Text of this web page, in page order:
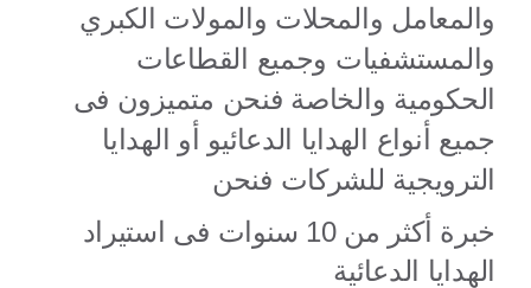
والمعامل والمحلات والمولات الكبري
والمستشفيات وجميع القطاعات
الحكومية والخاصة فنحن متميزون فى
جميع أنواع الهدايا الدعائيو أو الهدايا
الترويجية للشركات فنحن
خبرة أكثر من 10 سنوات فى استيراد
الهدايا الدعائية